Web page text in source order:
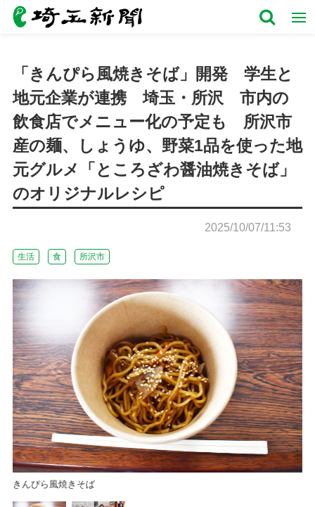
「きんぴら風焼きそば」開発 学生と
地元企業が連携 埼玉・所沢 市内の
飲食店でメニュー化の予定も 所沢市
産の麺、しょうゆ、野菜1品を使った地
元グルメ「ところざわ醤油焼きそば」
のオリジナルレシピ
2025/10/07/11:53
生活 食 所沢市
きんぴら風焼きそば